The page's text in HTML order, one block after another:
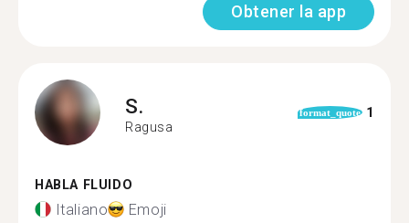
Obtener la app
S.
Ragusa
format_quote 1
HABLA FLUIDO
Italiano Emoji